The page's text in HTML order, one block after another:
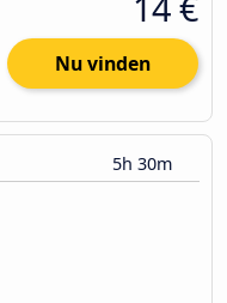
Nu vinden
5h 30m